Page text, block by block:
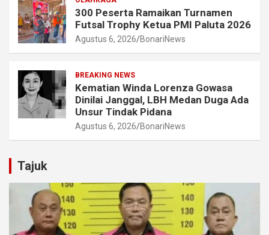
300 Peserta Ramaikan Turnamen
Futsal Trophy Ketua PMI Paluta 2026
Agustus 6, 2026 BonariNews
BREAKING NEWS
Kematian Winda Lorenza Gowasa
Dinilai Janggal, LBH Medan Duga Ada
Unsur Tindak Pidana
Agustus 6, 2026 BonariNews
Tajuk